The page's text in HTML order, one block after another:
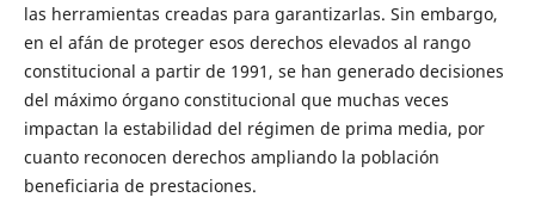
las herramientas creadas para garantizarlas. Sin embargo,
en el afán de proteger esos derechos elevados al rango
constitucional a partir de 1991, se han generado decisiones
del máximo órgano constitucional que muchas veces
impactan la estabilidad del régimen de prima media, por
cuanto reconocen derechos ampliando la población
beneficiaria de prestaciones.